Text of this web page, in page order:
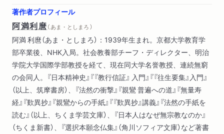
第三章 死後を見定める
1 共に浄土に（正如房へつかわす御文）
2 臨終に念仏ができなくとも大丈夫！（空阿弥陀仏へつかわす
御文）
第四章 なにが念仏を妨げるのか？
1 本願を疑う（ある人のもとへつかわす御文）
2 「四十八願のまなこ也、肝也、神也」（ある人へ示した詞）
著作者プロフィール
阿満利麿（ あま・としまろ ）
阿満 利麿（あま・としまろ）：1939年生まれ。京都大学教育学
部卒業後、NHK入局。社会教養部チーフ・ディレクター、明治
学院大学国際学部教授を経て、現在同大学名誉教授、連続無窮
の会同人。『日本精神史』『『教行信証』 入門』『『往生要集』入門』
（以上、筑摩書房）、『法然の衝撃』『親鸞 普遍への道』『無量寿
経』『歎異抄』『親鸞からの手紙』『『歎異抄』講義』『法然の手紙を
読む』（以上、ちくま学芸文庫）、『日本人はなぜ無宗教なのか』
（ちくま新書）、『選択本願念仏集』（角川ソフィア文庫）など著書